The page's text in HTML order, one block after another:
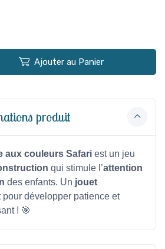
Ajouter au Panier
produit
aux couleurs Safari est un jeu
qui stimule l’attention
des enfants. Un jouet
pour développer patience et
! 🎯